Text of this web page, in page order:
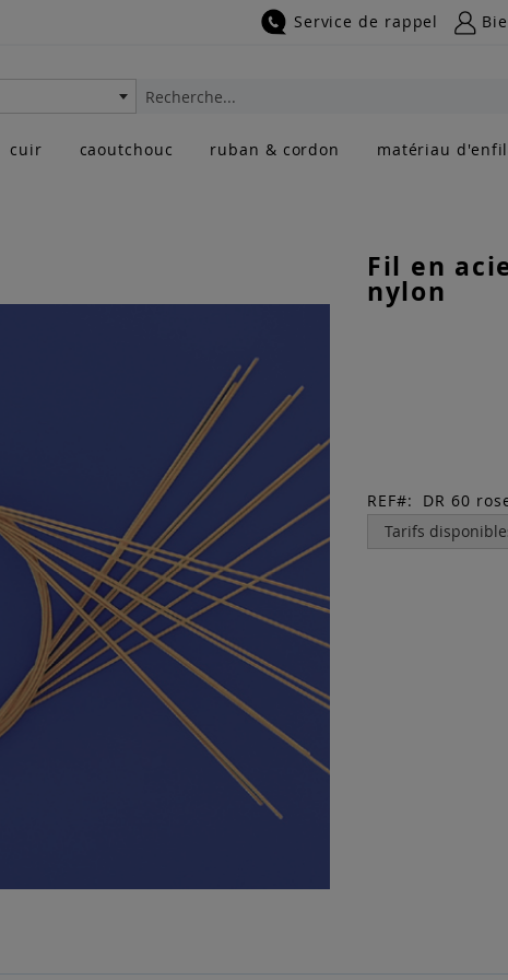
Service de rappel
Rechercher
cuir caoutchouc ruban & cordon matériau
Fil en
nylon
Tarifs
REF DR 60